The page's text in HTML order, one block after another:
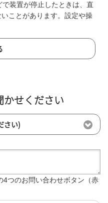
装置が停止したときは、直
ことがあります。設定や操
かせください
さい)
4つのお問い合わせボタン（赤